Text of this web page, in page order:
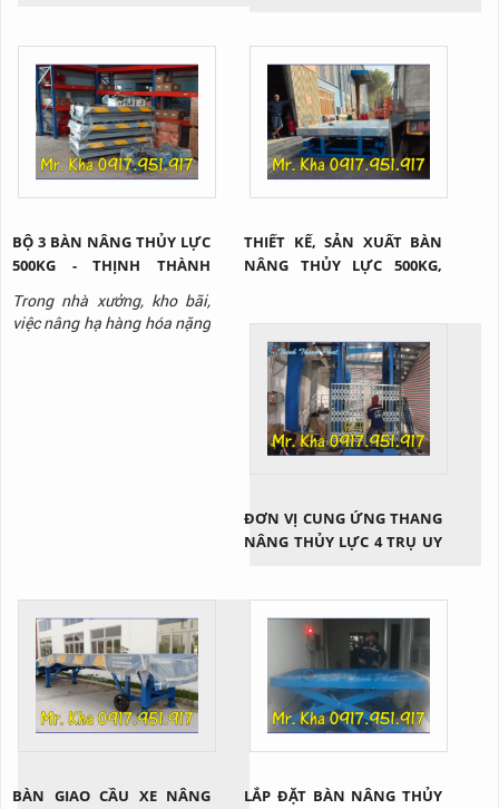
BỘ 3 BÀN NÂNG THỦY LỰC
500KG - THỊNH THÀNH
Trong nhà xưởng, kho bãi,
việc nâng hạ hàng hóa nặng
THIẾT KẾ, SẢN XUẤT BÀN
NÂNG THỦY LỰC 500KG,
ĐƠN VỊ CUNG ỨNG THANG
NÂNG THỦY LỰC 4 TRỤ UY
BÀN GIAO CẦU XE NÂNG
LẮP ĐẶT BÀN NÂNG THỦY